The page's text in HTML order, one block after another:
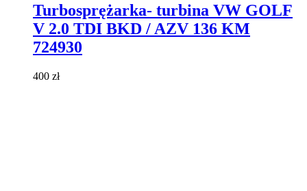
wiele
wariantów.
Turbosprężarka- turbina VW GOLF
V 2.0 TDI BKD / AZV 136 KM
724930
400 zł